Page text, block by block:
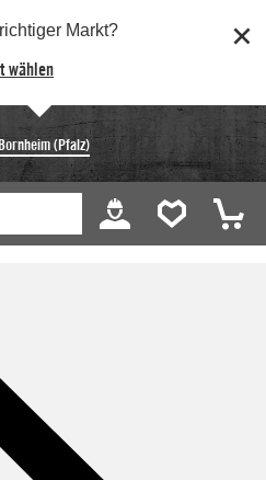
Markt?
wählen
(Pfalz)